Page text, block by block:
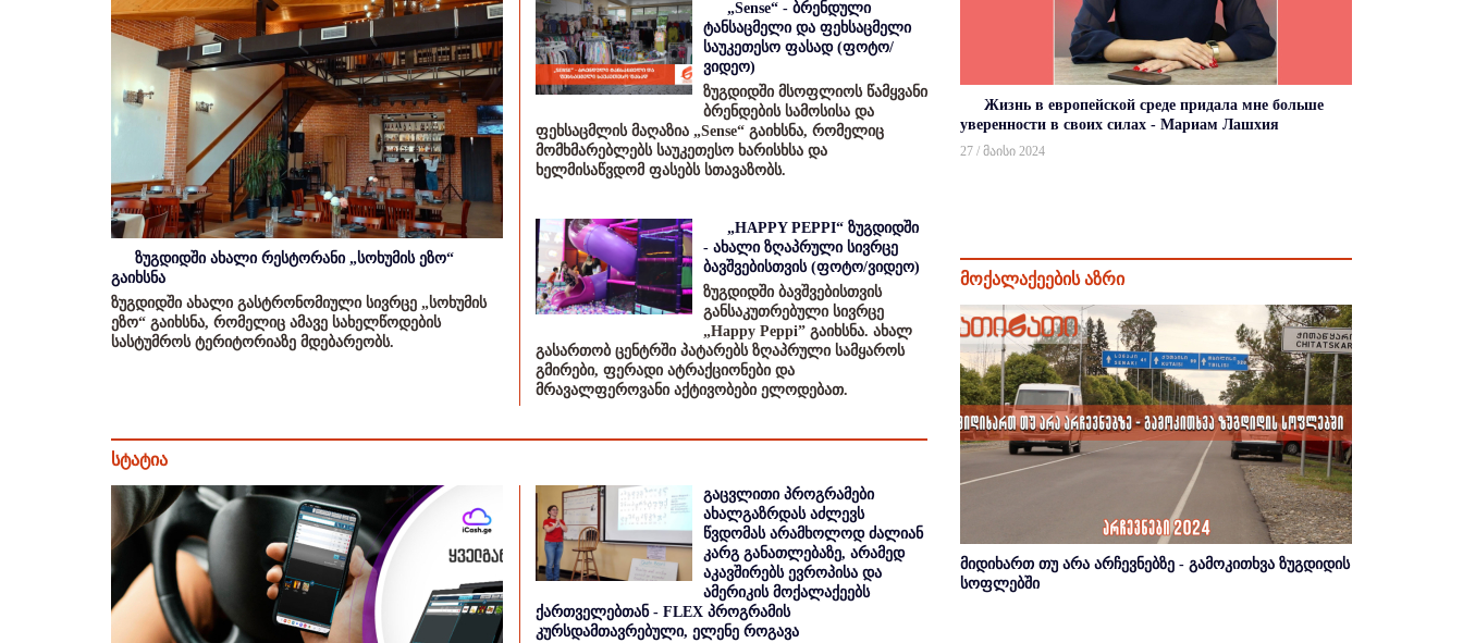
ზუგდიდში ახალი რესტორანი „სოხუმის ეზო“
გაიხსნა
ზუგდიდში ახალი გასტრონომიული სივრცე „სოხუმის
ეზო“ გაიხსნა, რომელიც ამავე სახელწოდების
სასტუმროს ტერიტორიაზე მდებარეობს.
„Sense“ - ბრენდული
ტანსაცმელი და ფეხსაცმელი
საუკეთესო ფასად (ფოტო/
ვიდეო)
ზუგდიდში მსოფლიოს წამყვანი
ბრენდების სამოსისა და
ფეხსაცმლის მაღაზია „Sense“ გაიხსნა, რომელიც
მომხმარებლებს საუკეთესო ხარისხსა და
ხელმისაწვდომ ფასებს სთავაზობს.
„HAPPY PEPPI“ ზუგდიდში
- ახალი ზღაპრული სივრცე
ბავშვებისთვის (ფოტო/ვიდეო)
ზუგდიდში ბავშვებისთვის
განსაკუთრებული სივრცე
„Happy Peppi” გაიხსნა. ახალ
გასართობ ცენტრში პატარებს ზღაპრული სამყაროს
გმირები, ფერადი ატრაქციონები და
მრავალფეროვანი აქტივობები ელოდებათ.
სტატია
გაცვლითი პროგრამები
ახალგაზრდას აძლევს
წვდომას არამხოლოდ ძალიან
კარგ განათლებაზე, არამედ
აკავშირებს ევროპისა და
ამერიკის მოქალაქეებს
ქართველებთან - FLEX პროგრამის
კურსდამთავრებული, ელენე როგავა
Жизнь в европейской среде придала мне больше
уверенности в своих силах - Мариам Лашхия
27 / მაისი 2024
მოქალაქეების აზრი
მიდიხართ თუ არა არჩევნებზე - გამოკითხვა ზუგდიდის
სოფლებში